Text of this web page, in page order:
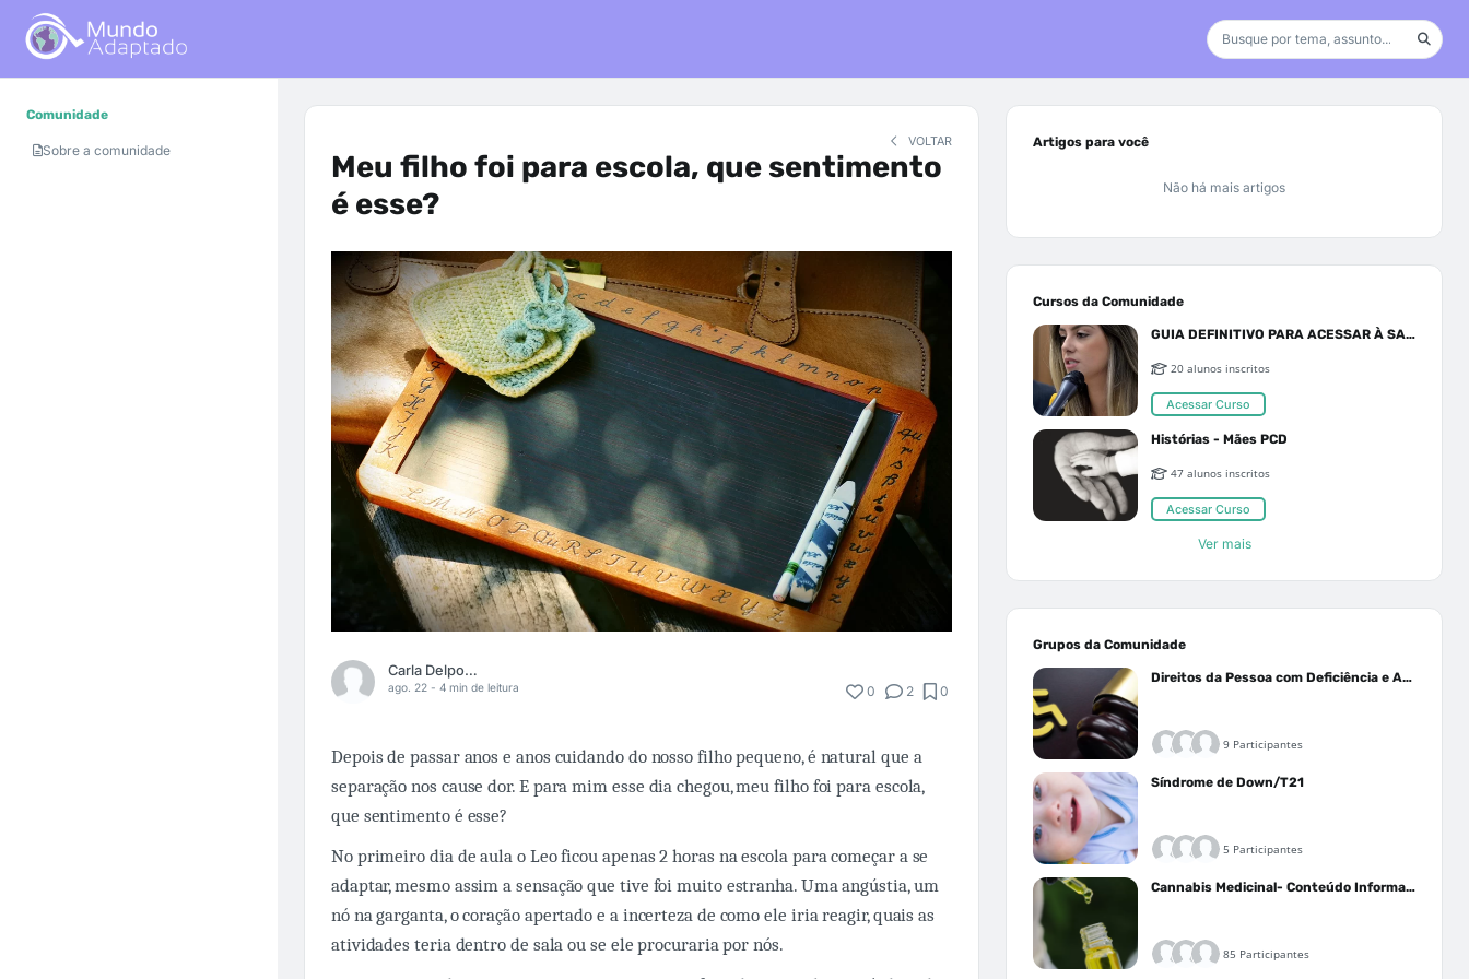
Comunidade
Sobre a comunidade
VOLTAR
Meu filho foi para escola, que sentimento
é esse?
Carla Delponte
ago. 22 - 4 min de leitura 0 2 0
Depois de passar anos e anos cuidando do nosso filho pequeno, é natural que a
separação nos cause dor. E para mim esse dia chegou, meu filho foi para escola,
que sentimento é esse?
No primeiro dia de aula o Leo ficou apenas 2 horas na escola para começar a se
adaptar, mesmo assim a sensação que tive foi muito estranha. Uma angústia, um
nó na garganta, o coração apertado e a incerteza de como ele iria reagir, quais as
atividades teria dentro de sala ou se ele procuraria por nós.
Artigos para você
Não há mais artigos
Cursos da Comunidade
GUIA DEFINITIVO PARA ACESSAR À SAÚDE PELO SUS OU PLANO DE SAÚDE
20 alunos inscritos
Acessar Curso
Histórias - Mães PCD
47 alunos inscritos
Acessar Curso
Ver mais
Grupos da Comunidade
Direitos da Pessoa com Deficiência e Autistas
9 Participantes
Síndrome de Down/T21
5 Participantes
Cannabis Medicinal- Conteúdo Informativo
85 Participantes